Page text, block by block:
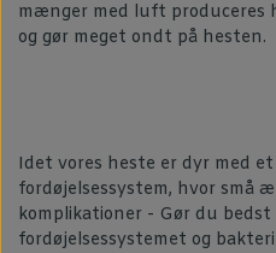
mænger med luft produceres
og gør meget ondt på hesten.
​Idet vores heste er dyr med
fordøjelsessystem, hvor små
komplikationer - Gør du bedst
fordøjelsessystemet og